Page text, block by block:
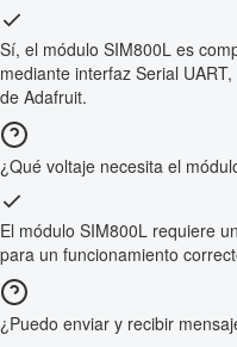
Sí, el módulo SIM800L es
mediante interfaz Serial
de Adafruit.
¿Qué voltaje necesita el
El módulo SIM800L requiere
para un funcionamiento
¿Puedo enviar y recibir